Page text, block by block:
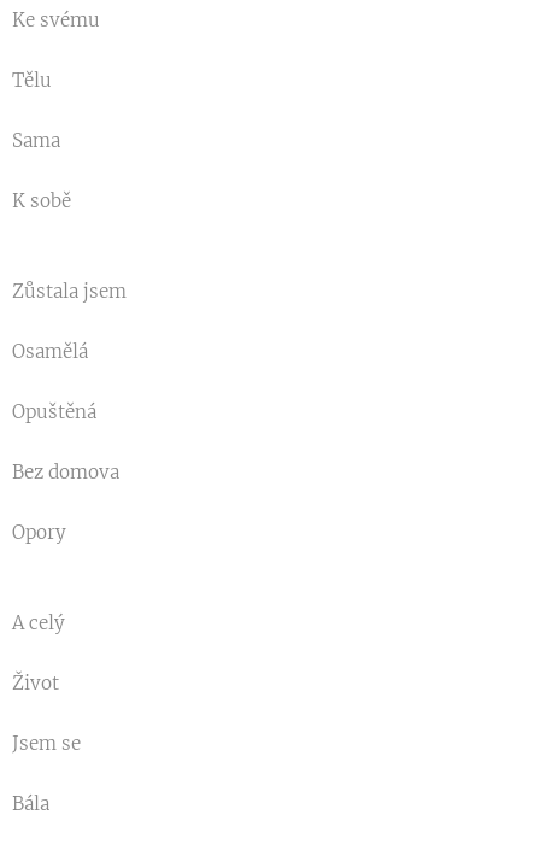
Ke svému
Tělu
Sama
K sobě
Zůstala jsem
Osamělá
Opuštěná
Bez domova
Opory
A celý
Život
Jsem se
Bála